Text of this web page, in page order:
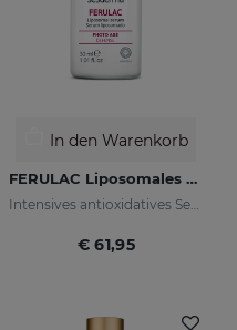
In den Warenkorb
FERULAC Liposomales Serum
Intensives antioxidatives Serum
€ 61,95